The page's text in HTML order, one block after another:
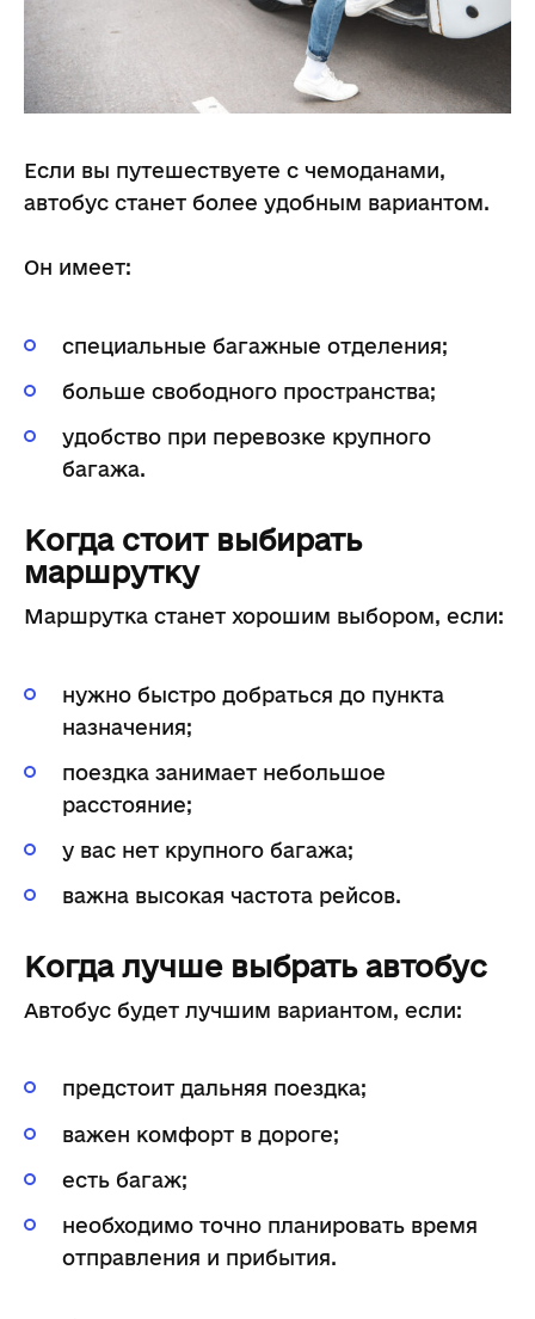
Если вы путешествуете с чемоданами,
автобус станет более удобным вариантом.
Он имеет:
специальные багажные отделения;
больше свободного пространства;
удобство при перевозке крупного
багажа.
Когда стоит выбирать
маршрутку
Маршрутка станет хорошим выбором, если:
нужно быстро добраться до пункта
назначения;
поездка занимает небольшое
расстояние;
у вас нет крупного багажа;
важна высокая частота рейсов.
Когда лучше выбрать автобус
Автобус будет лучшим вариантом, если:
предстоит дальняя поездка;
важен комфорт в дороге;
есть багаж;
необходимо точно планировать время
отправления и прибытия.